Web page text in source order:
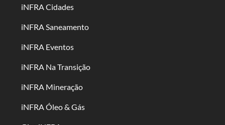
iNFRA Cidades
iNFRA Saneamento
iNFRA Eventos
iNFRA Na Transição
iNFRA Mineração
iNFRA Óleo & Gás